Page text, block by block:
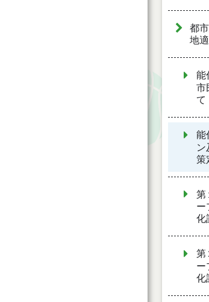
都
地
能
市
て
能
ン
策
第
ー
化
第
ー
化